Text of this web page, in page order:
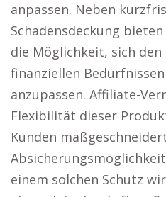
anpassen. Neben
Schadensdeckung
die Möglichkeit, sich
finanziellen
anzupassen. Affiliate-
Flexibilität dieser
Kunden
einem solchen Schutz